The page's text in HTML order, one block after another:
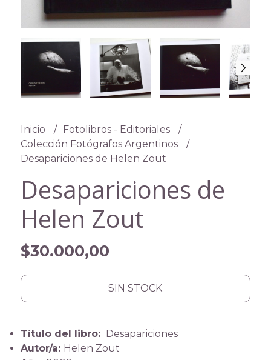
Inicio
Fotolibros - Editoriales
Colección Fotógrafos Argentinos
Desapariciones de Helen Zout
Desapariciones de
Helen Zout
$30.000,00
SIN STOCK
Título del libro: Desapariciones
Autor/a: Helen Zout